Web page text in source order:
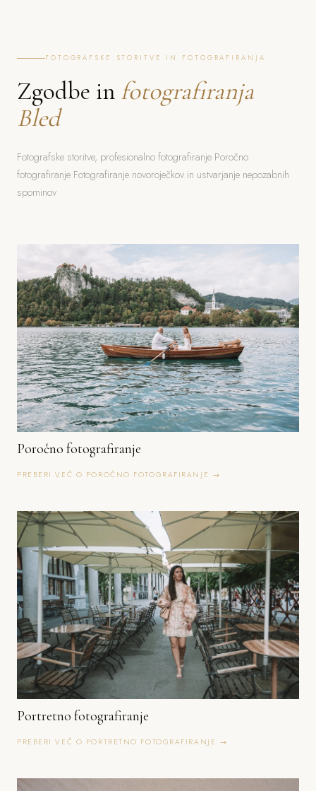
FOTOGRAFSKE STORITVE IN FOTOGRAFIRANJA
Zgodbe in fotografiranja
Bled
Fotografske storitve, profesionalno fotografiranje Poročno
fotografiranje Fotografiranje novoroječkov in ustvarjanje nepozabnih
spominov
Poročno fotografiranje
PREBERI VEČ O POROČNO FOTOGRAFIRANJE →
Portretno fotografiranje
PREBERI VEČ O PORTRETNO FOTOGRAFIRANJE →